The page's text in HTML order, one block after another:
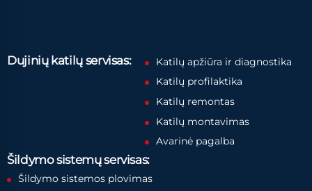
Dujinių katilų servisas:
Katilų apžiūra ir diagnostika
Katilų profilaktika
Katilų remontas
Katilų montavimas
Avarinė pagalba
Šildymo sistemų servisas:
Šildymo sistemos plovimas